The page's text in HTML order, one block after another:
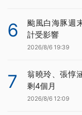
6
颱風白海豚週
計受影響
2026/8/6 19:39
7
翁曉玲、張惇
剩4個月
2026/8/6 12:09